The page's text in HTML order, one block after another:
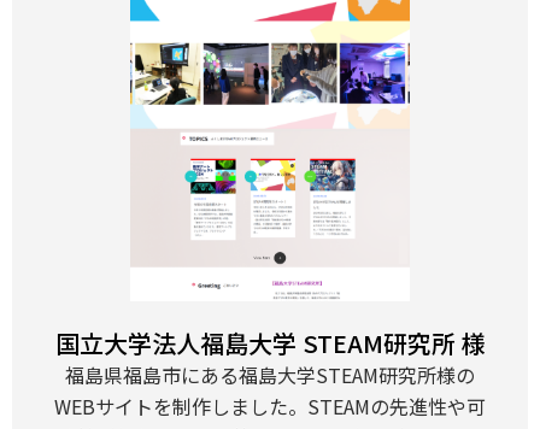
国立大学法人福島大学 STEAM研究所 様
福島県福島市にある福島大学STEAM研究所様の
WEBサイトを制作しました。STEAMの先進性や可